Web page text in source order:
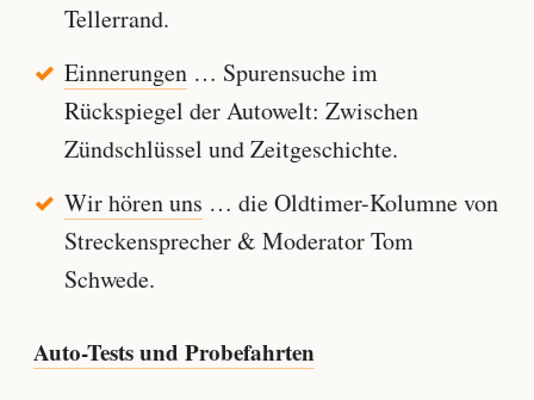
Tellerrand.
Einnerungen… Spurensuche im
Rückspiegel der Autowelt: Zwischen
Zündschlüssel und Zeitgeschichte.
Wir hören uns … die Oldtimer-Kolumne von
Streckensprecher & Moderator Tom
Schwede.
Auto-Tests und Probefahrten